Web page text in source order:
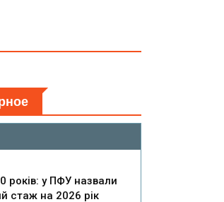
років: у ПФУ назвали
стаж на 2026 рік